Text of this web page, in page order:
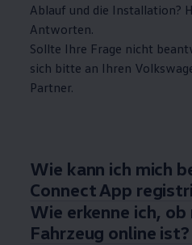
Ablauf und die Installation?
Antworten.
Sollte Ihre Frage nicht
sich bitte an Ihren
Partner.
Wie kann ich mich
Connect App
Wie erkenne ich, ob
Fahrzeug online ist?